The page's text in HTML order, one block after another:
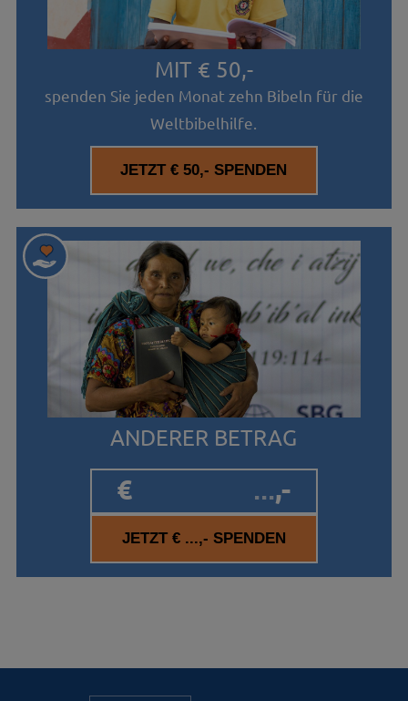
MIT € 50,-
spenden Sie jeden Monat zehn Bibeln für die
Weltbibelhilfe.
ANDERER BETRAG
€ ,-